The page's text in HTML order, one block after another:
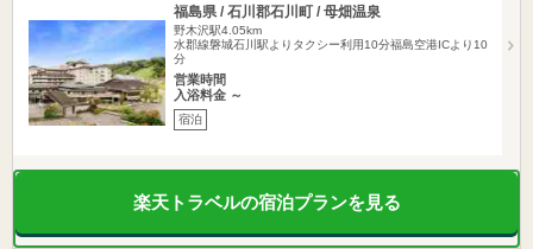
福島県 / 石川郡石川町 / 母畑温泉
野木沢駅4.05km
水郡線磐城石川駅よりタクシー利用10分福島空港ICより10
分
営業時間
入浴料金 ～
宿泊
楽天トラベルの宿泊プランを見る